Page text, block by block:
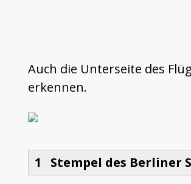
Auch die Unterseite des
erkennen.
1 Stempel des Berliner